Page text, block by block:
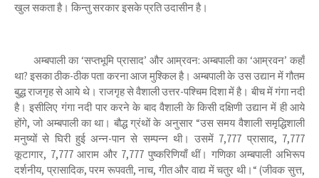
खुल सकता है। किन्तु सरकार इसके प्रति उदासीन है।
अम्बपाली का ‘सप्तभूमि प्रासाद’ और आम्रवन: अम्बपाली का ‘आम्रवन’ कहाँ
था? इसका ठीक-ठीक पता करना आज मुश्किल है। अम्बपाली के उस उद्यान में गौतम
बुद्ध राजगृह से आये थे। राजगृह से वैशाली उत्तर-पश्चिम दिशा में है। बीच में गंगा नदी
है। इसीलिए गंगा नदी पार करने के बाद वैशाली के किसी दक्षिणी उद्यान में ही आये
होंगे, जो अम्बपाली का था। बौद्ध ग्रंथों के अनुसार “उस समय वैशाली समृद्धिशाली
मनुष्यों से घिरी हुई अन्न-पान से सम्पन्न थी। उसमें 7,777 प्रासाद, 7,777
कूटागार, 7,777 आराम और 7,777 पुष्करिणियाँ थीं। गणिका अम्बपाली अभिरूप
दर्शनीय, प्रासादिक, परम रूपवती, नाच, गीत और वाद्य में चतुर थी।“ (जीवक सुत्त,